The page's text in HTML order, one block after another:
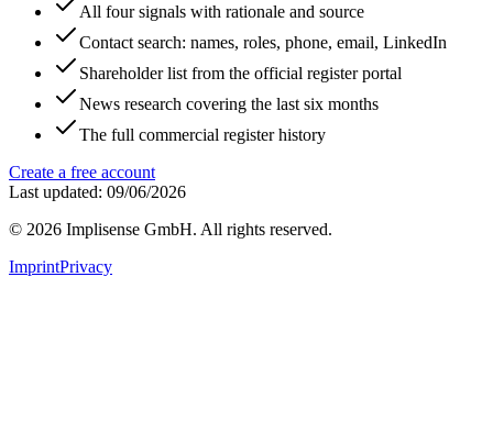
All four signals with rationale and source
Contact search: names, roles, phone, email, LinkedIn
Shareholder list from the official register portal
News research covering the last six months
The full commercial register history
Create a free account
Last updated: 09/06/2026
© 2026 Implisense GmbH. All rights reserved.
ImprintPrivacy